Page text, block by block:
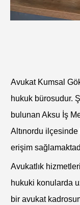
Avukat Kumsal
hukuk bürosudur.
bulunan Aksu İş
Altınordu
erişim
Avukatlık
hukuki konularda
bir avukat